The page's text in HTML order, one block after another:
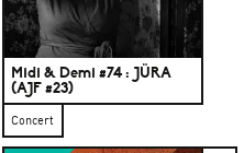
Gratuits
Rencontres
Abonné·es
Midi & Demi #74 : JÜRA
(AJF #23)
Concert